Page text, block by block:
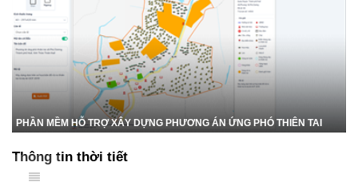
PHẦN MỀM HỖ TRỢ XÂY DỰNG PHƯƠNG ÁN ỨNG PHÓ THIÊN TAI
Thông tin thời tiết